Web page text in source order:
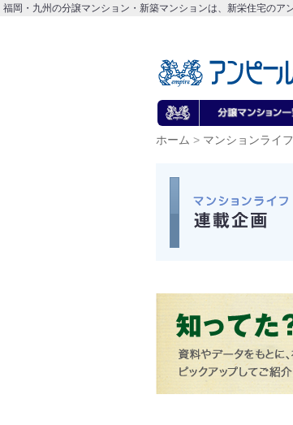
福岡・九州の分譲マンション・新築マンションは、新栄住宅のア
ホーム > マンションライフ